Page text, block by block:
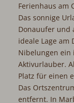
Ferienhaus am
Das sonnige
Donauufer und
ideale Lage am
Nibelungen ein
Aktivurlauber.
Platz für einen
Das
entfernt. In